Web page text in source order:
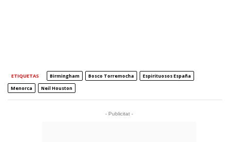
ETIQUETAS Birmingham Bosco Torremocha
Espirituosos España
Menorca
Neil Houston
- Publicitat -